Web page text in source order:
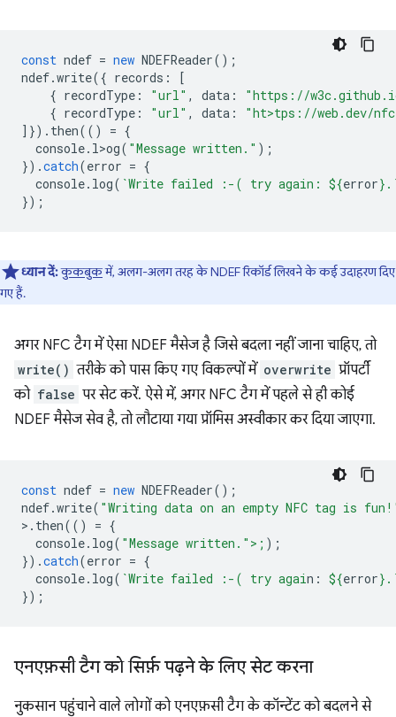
const ndef = new NDEFReader();
ndef.write({ records :
[
{ recordType : "url" , data :
"https://
{ recordType : "url" , data :
"ht>tps://web.dev/
]}). then(() = {
console. l>og( "Message written." );
}).catch(error = {
console. log( `Write failed :-( try again: ${error}
});
ध्यान दें:कुकबुकमें, अलग-अलग तरह के NDEF रिकॉर्ड लिखने के कई उदाहरण दिए
गए हैं.
अगर NFC टैग में ऐसा NDEF मैसेज है जिसे बदला नहीं जाना चाहिए, तो
write() तरीके को पास किए गए विकल्पों में overwrite प्रॉपर्टी
को false पर सेट करें. ऐसे में, अगर NFC टैग में पहले से ही कोई
NDEF मैसेज सेव है, तो लौटाया गया प्रॉमिस अस्वीकार कर दिया जाएगा.
const ndef = new NDEFReader();
ndef.write( "Writing data on an empty NFC tag is
> . then(() = {
console. log( "Message written.">; );
}).catch(error = {
console. log( `Write failed :-( try again: ${error}
});
एनएफ़सी टैग को सिर्फ़ पढ़ने के लिए सेट करना
नुकसान पहुंचाने वाले लोगों को एनएफ़सी टैग के कॉन्टेंट को बदलने से